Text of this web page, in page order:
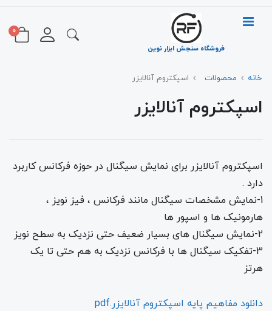
فروشگاه سنجش ابزار نوین
0
خانه محصولات اسپکتروم آنالایزر
اسپکتروم آنالایزر
اسپکتروم آنالایزر برای نمایش سیگنال در حوزه فرکانس کاربرد
دارد .
1-نمایش مشخصات سیگنال مانند فرکانس ، فیز نویز ،
هارمونیک ها و اسپور ها
2-نمایش سیگنال های بسیار ضعیف حتی نزدیک به سطح نویز
3-تفکیک سیگنال ها با فرکانس نزدیک به هم حتی تا یک
هرتز
دانلود مفاهیم پایه اسپکتروم آنالایزر.pdf